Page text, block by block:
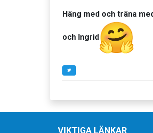
Häng med och träna
och Ingrid
VIKTIGA LÄNKAR